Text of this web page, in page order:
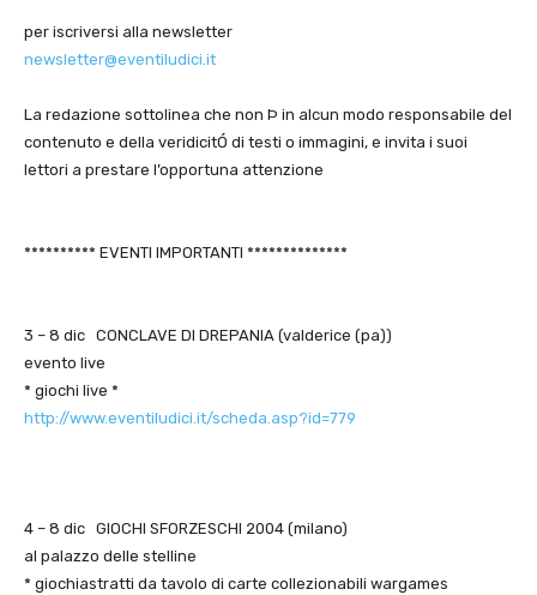
per iscriversi alla newsletter
newsletter@eventiludici.it
La redazione sottolinea che non Þ in alcun modo responsabile del
contenuto e della veridicitÓ di testi o immagini, e invita i suoi
lettori a prestare l’opportuna attenzione
********** EVENTI IMPORTANTI **************
3 – 8 dic CONCLAVE DI DREPANIA (valderice (pa))
evento live
* giochi live *
http://www.eventiludici.it/scheda.asp?id=779
4 – 8 dic GIOCHI SFORZESCHI 2004 (milano)
al palazzo delle stelline
* giochiastratti da tavolo di carte collezionabili wargames